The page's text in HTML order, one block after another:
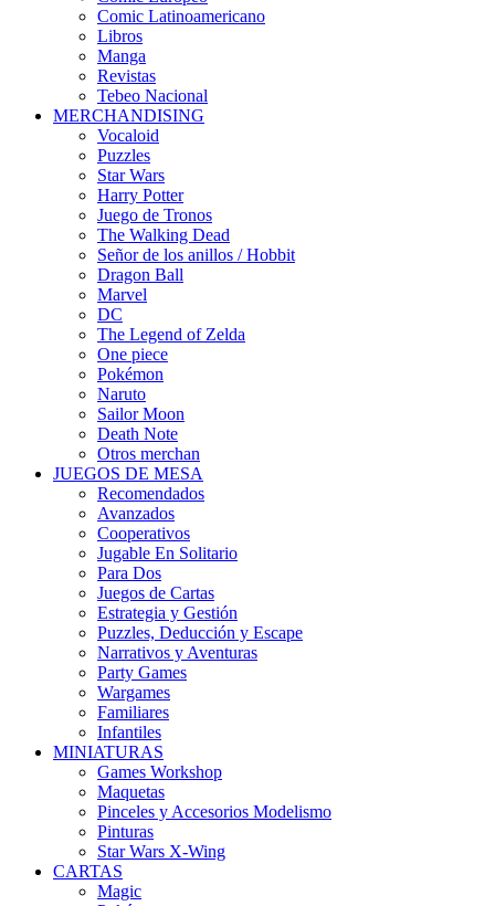
Comic Latinoamericano
Libros
Manga
Revistas
Tebeo Nacional
MERCHANDISING
Vocaloid
Puzzles
Star Wars
Harry Potter
Juego de Tronos
The Walking Dead
Señor de los anillos / Hobbit
Dragon Ball
Marvel
DC
The Legend of Zelda
One piece
Pokémon
Naruto
Sailor Moon
Death Note
Otros merchan
JUEGOS DE MESA
Recomendados
Avanzados
Cooperativos
Jugable En Solitario
Para Dos
Juegos de Cartas
Estrategia y Gestión
Puzzles, Deducción y Escape
Narrativos y Aventuras
Party Games
Wargames
Familiares
Infantiles
MINIATURAS
Games Workshop
Maquetas
Pinceles y Accesorios Modelismo
Pinturas
Star Wars X-Wing
CARTAS
Magic